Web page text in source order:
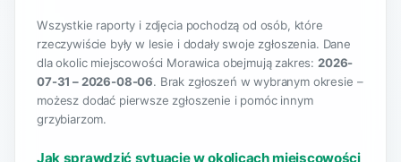
Wszystkie raporty i zdjęcia pochodzą od osób, które
rzeczywiście były w lesie i dodały swoje zgłoszenia. Dane
dla okolic miejscowości Morawica obejmują zakres: 2026-
07-31 – 2026-08-06. Brak zgłoszeń w wybranym okresie –
możesz dodać pierwsze zgłoszenie i pomóc innym
grzybiarzom.
Jak sprawdzić sytuację w okolicach miejscowości